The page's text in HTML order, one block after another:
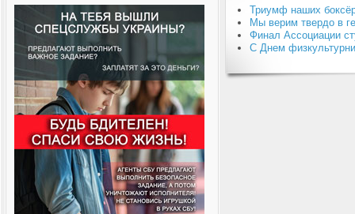
Триумф наших
Мы верим твердо в
Финал Ассоциации
С Днем